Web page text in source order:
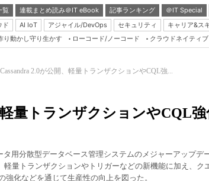
覧 連載まとめ読み＠IT eBook 記事ランキング ＠IT Special
ド
AI IoT アジャイル/DevOps セキュリティ キャリア&ス
り動かし守り生かす ローコード/ノーコード クラウドネイティブ
Cassandra 2.0が公開、軽量トランザクションやCQL強...
軽量トランザクションやCQL強
タ用分散型データベース管理システムのメジャーアップデ
軽量トランザクションやトリガーなどの新機能に加え、ク
強化などを通じて生産性の向上を図った。